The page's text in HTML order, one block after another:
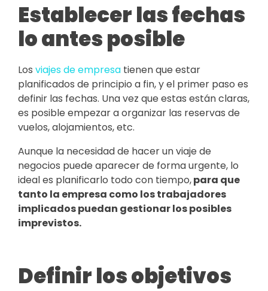
Establecer las fechas
lo antes posible
Los viajes de empresa tienen que estar
planificados de principio a fin, y el primer paso es
definir las fechas. Una vez que estas están claras,
es posible empezar a organizar las reservas de
vuelos, alojamientos, etc.
Aunque la necesidad de hacer un viaje de
negocios puede aparecer de forma urgente, lo
ideal es planificarlo todo con tiempo,para que
tanto la empresa como los trabajadores
implicados puedan gestionar los posibles
imprevistos.
Definir los objetivos